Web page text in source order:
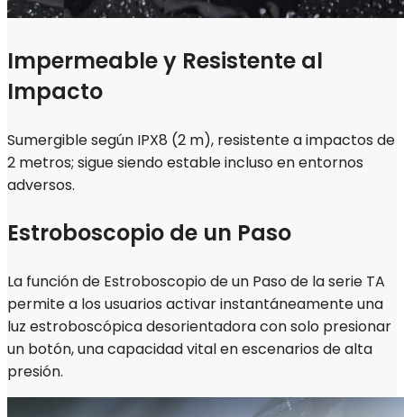
Impermeable y Resistente al
Impacto
Sumergible según IPX8 (2 m), resistente a impactos de
2 metros; sigue siendo estable incluso en entornos
adversos.
Estroboscopio de un Paso
La función de Estroboscopio de un Paso de la serie TA
permite a los usuarios activar instantáneamente una
luz estroboscópica desorientadora con solo presionar
un botón, una capacidad vital en escenarios de alta
presión.